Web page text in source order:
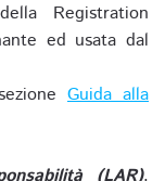
Registration
ed usata dal
Guida alla